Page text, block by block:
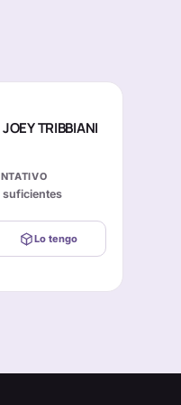
TRIBBIANI
suficientes
Lo tengo